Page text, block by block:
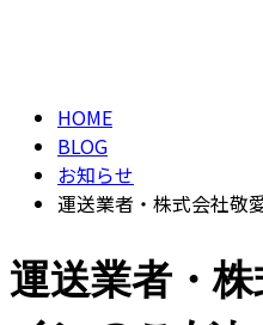
HOME
BLOG
お知らせ
運送業者・株式会社敬
運送業者・